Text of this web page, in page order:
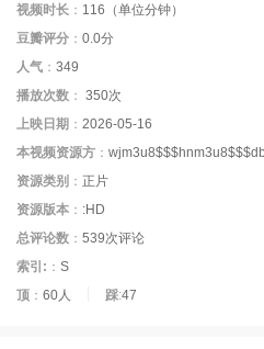
视频时长 ： 116（单位分钟）
豆瓣评分 ： 0.0分
人气 ： 349
播放次数 ： 350次
上映日期 ： 2026-05-16
本视频资源方 ：
资源类别 ： 正片
资源版本 ： :HD
总评论数 ： 539次评论
索引: ： S
顶 ： 60人 踩:47